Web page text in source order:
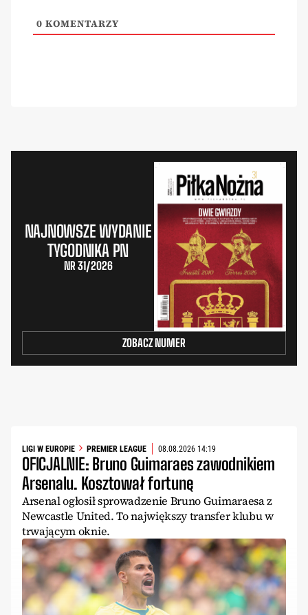
0 KOMENTARZY
NAJNOWSZE WYDANIE
TYGODNIKA PN
NR 31/2026
ZOBACZ NUMER
LIGI W EUROPIE PREMIER LEAGUE 08.08.2026 14:19
OFICJALNIE: Bruno Guimaraes zawodnikiem
Arsenalu. Kosztował fortunę
Arsenal ogłosił sprowadzenie Bruno Guimaraesa z
Newcastle United. To największy transfer klubu w
trwającym oknie.